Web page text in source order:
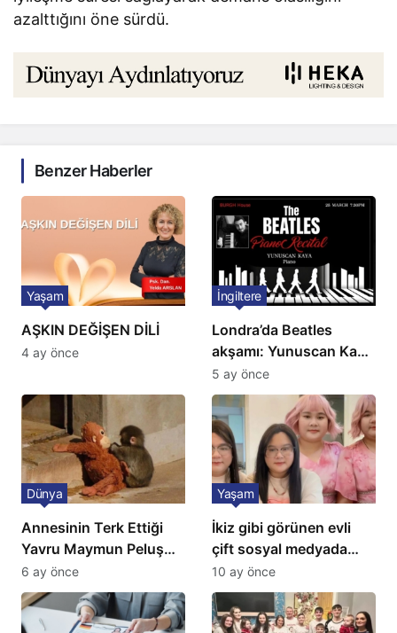
azalttığını öne sürdü.
Benzer Haberler
AŞKIN DEĞİŞEN DİLİ
Yaşam
4 ay önce
Londra’da Beatles
akşamı: Yunuscan Kaya
klasik yorumuyla
sahnede
İngiltere
5 ay önce
Annesinin Terk Ettiği
Yavru Maymun Peluş
Oyuncağını Anne Bildi
Dünya
6 ay önce
İkiz gibi görünen evli
çift sosyal medyada
gündem oldu
Yaşam
10 ay önce